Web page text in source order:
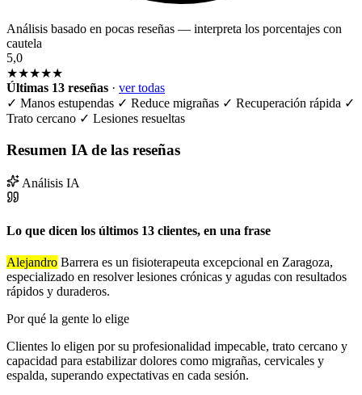
Análisis basado en pocas reseñas — interpreta los porcentajes con
cautela
5,0
★★★★★
Últimas 13 reseñas · ver todas
✓ Manos estupendas ✓ Reduce migrañas ✓ Recuperación rápida ✓
Trato cercano ✓ Lesiones resueltas
Resumen IA de las reseñas
Análisis IA
Lo que dicen los últimos 13 clientes, en una frase
Alejandro Barrera es un fisioterapeuta excepcional en Zaragoza,
especializado en resolver lesiones crónicas y agudas con resultados
rápidos y duraderos.
Por qué la gente lo elige
Clientes lo eligen por su profesionalidad impecable, trato cercano y
capacidad para estabilizar dolores como migrañas, cervicales y
espalda, superando expectativas en cada sesión.